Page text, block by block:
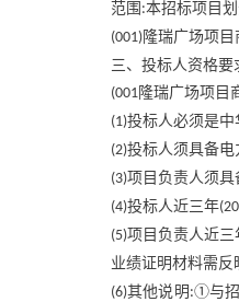
范围 :本招标项目
(001)隆瑞广场项目
三、投标人资格要
(001隆瑞广场项目
(1)投标人必须是
(2)投标人须具备
(3)项目负责人须
(4)投标人近三年
(5)项目负责人近三
业绩证明材料需反
(6)其他说明 :①与招